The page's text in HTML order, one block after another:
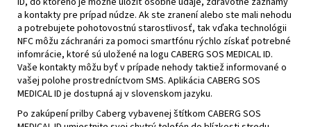
a kontakty pre prípad núdze. Ak ste zranení alebo ste mali nehodu
a potrebujete pohotovostnú starostlivosť, tak vďaka technológii
NFC môžu záchranári za pomoci smartfónu rýchlo získať potrebné
infomrácie, ktoré sú uložené na logu CABERG SOS MEDICAL ID.
Vaše kontakty môžu byť v prípade nehody taktiež informované o
vašej polohe prostredníctvom SMS. Aplikácia CABERG SOS
MEDICAL ID je dostupná aj v slovenskom jazyku.
Po zakúpení prilby Caberg vybavenej štítkom CABERG SOS